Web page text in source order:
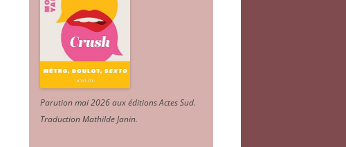
Parution mai 2026 aux éditions Actes Sud.
Traduction Mathilde Janin.